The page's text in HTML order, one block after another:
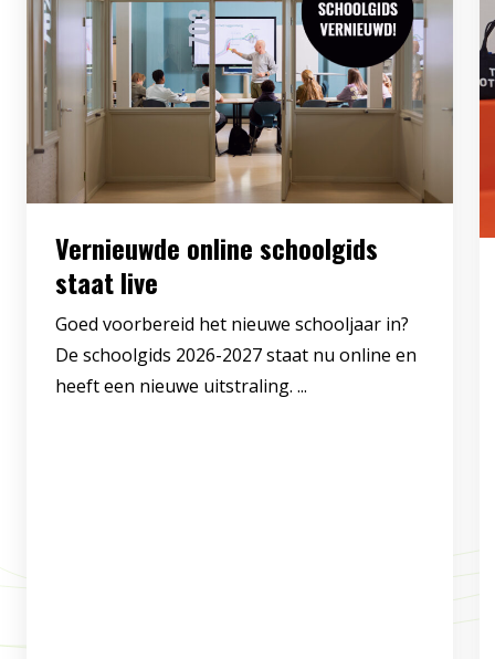
Vernieuwde online schoolgids
staat live
Goed voorbereid het nieuwe schooljaar in?
De schoolgids 2026-2027 staat nu online en
heeft een nieuwe uitstraling. ...